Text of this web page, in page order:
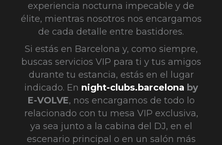
experiencia nocturna impecable y de
élite, mientras nosotros nos encargamos
de cada detalle entre bastidores.
Si estás en Barcelona y, como siempre,
buscas servicios VIP para ti y tus amigos
durante tu estancia, estás en el lugar
indicado. En night-clubs.barcelona by
E-VOLVE, nos encargamos de todo lo
relacionado con tu mesa VIP exclusiva,
ya sea junto a la cabina del DJ, en el
escenario principal o en un salón más